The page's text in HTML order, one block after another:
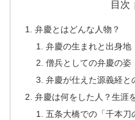
目次
弁慶とはどんな人物？
弁慶の生まれと出身地
僧兵としての弁慶の姿
弁慶が仕えた源義経と
弁慶は何をした人？生涯
五条大橋での「千本刀